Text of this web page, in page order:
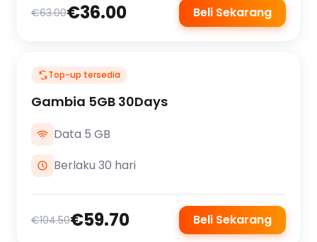
€63.00€36.00 Beli Sekarang
Top-up tersedia
Gambia 5GB 30Days
Data 5 GB
Berlaku 30 hari
€104.50€59.70 Beli Sekarang